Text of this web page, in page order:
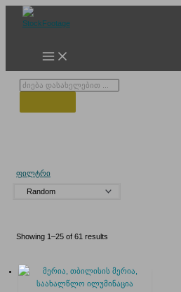
Products
ფილტრი
Showing 1–25 of 61 results